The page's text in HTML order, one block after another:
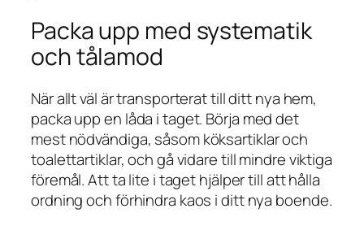
Packa upp med systematik
och tålamod
När allt väl är transporterat till ditt nya hem,
packa upp en låda i taget. Börja med det
mest nödvändiga, såsom köksartiklar och
toalettartiklar, och gå vidare till mindre viktiga
föremål. Att ta lite i taget hjälper till att hålla
ordning och förhindra kaos i ditt nya boende.